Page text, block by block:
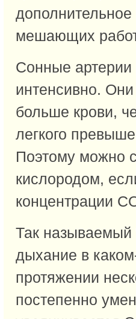
мешающих
Сонные артерии
интенсивно. Они
больше крови,
легкого
Поэтому можно
кислородом,
концентрации
Так называемый
дыхание в
протяжении
постепенно